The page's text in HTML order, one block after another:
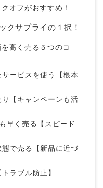
オフがおすすめ！
クサプライの１択！
高く売る５つのコ
ービスを使う【根本
【キャンペーンも活
早く売る【スピード
で売る【新品に近づ
ラブル防止】